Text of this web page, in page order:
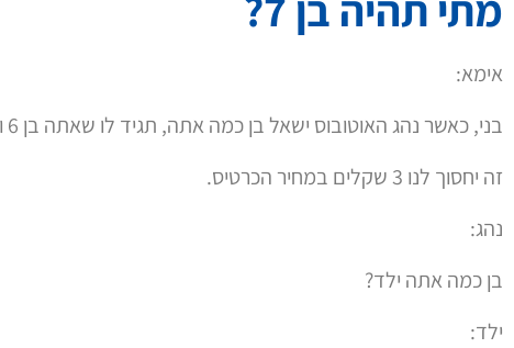
אימא:
בני, כאשר נהג האוטובוס ישאל בן כמה אתה, תגיד לו שאתה בן 6 ולא 7.
זה יחסוך לנו 3 שקלים במחיר הכרטיס.
נהג:
בן כמה אתה ילד?
ילד: